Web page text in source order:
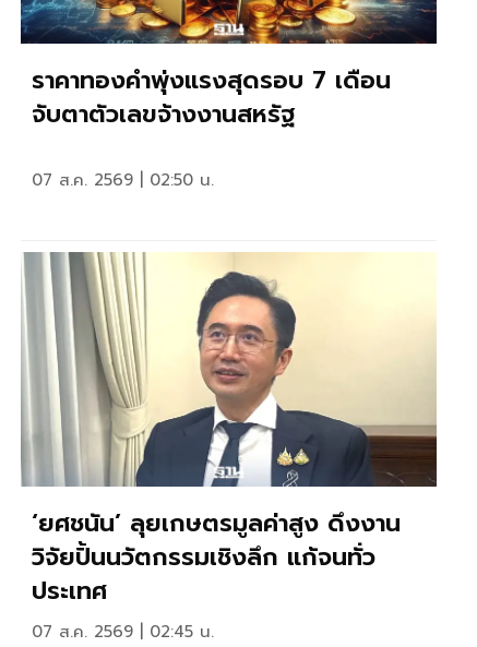
ราคาทองคำพุ่งแรงสุดรอบ 7 เดือน
จับตาตัวเลขจ้างงานสหรัฐ
07 ส.ค. 2569 | 02:50 น.
‘ยศชนัน’ ลุยเกษตรมูลค่าสูง ดึงงาน
วิจัยปั้นนวัตกรรมเชิงลึก แก้จนทั่ว
ประเทศ
07 ส.ค. 2569 | 02:45 น.